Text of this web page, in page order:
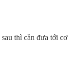
thì cần đưa tới cơ